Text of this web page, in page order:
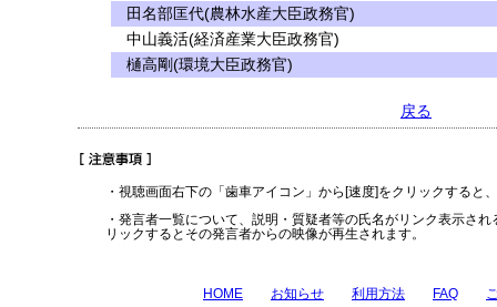
田名部匡代(農林水産大臣政務官)
中山義活(経済産業大臣政務官)
樋高剛(環境大臣政務官)
戻る
・視聴画面右下の「歯車アイコン」から[速度]をクリックすると
・発言者一覧について、説明・質疑者等の氏名がリンク表示さ
リックするとその発言者からの映像が再生されます。
HOME お知らせ 利用方法 FAQ